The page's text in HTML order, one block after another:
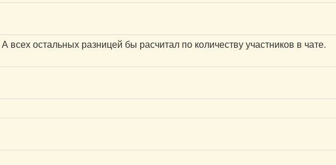
остальных разницей бы расчитал по количеству участников в чате.